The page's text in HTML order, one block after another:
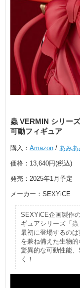
蟲 VERMIN シリー
可動フィギュア
購入： Amazon / あみあ
価格：13,640円(税込)
発売：2025年1月予定
メーカー：SEXYiCE
SEXYiCE企画製作
ギュアシリーズ「
最初に登場するの
を兼ね備えた生物
驚異的な可動性能
く！